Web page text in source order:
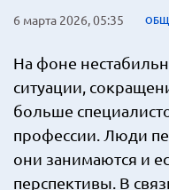
6 марта 2026, 05:35
На фоне
ситуации,
больше
профессии. Люди
они занимаются и
перспективы. В